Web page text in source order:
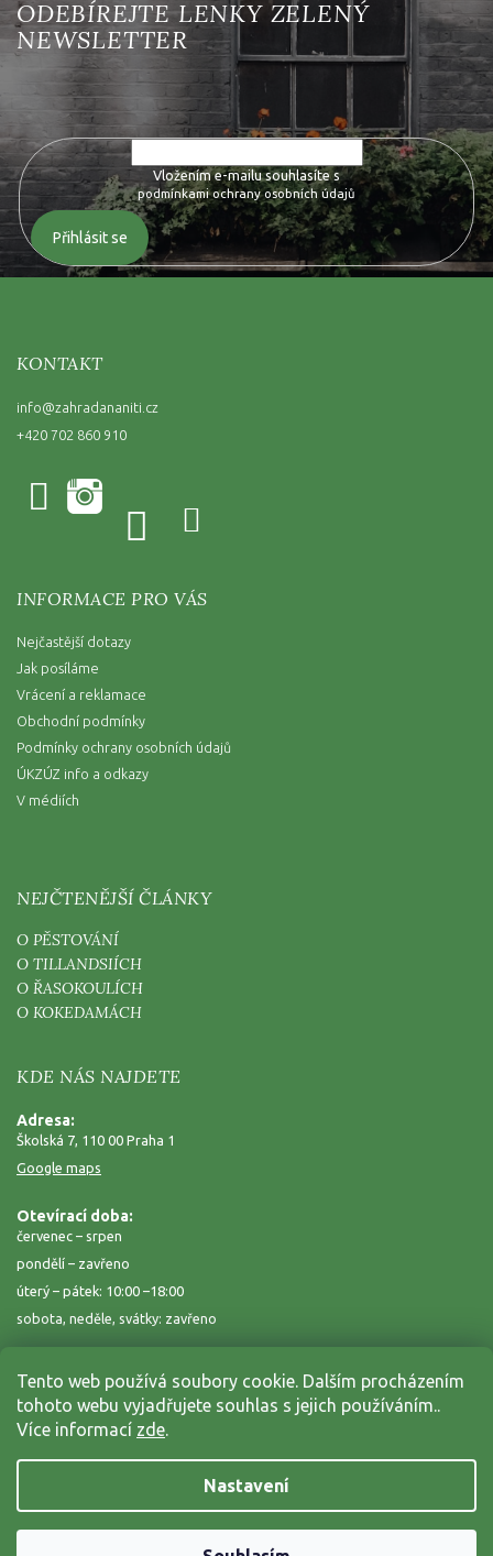
Tento web používá soubory cookie. Dalším procházením
tohoto webu vyjadřujete souhlas s jejich používáním..
Více informací zde.
Nastavení
Vložte svůj e-mail a my vám budeme zasílat informace o nových
produktech na našem e-shopu.
Vložením e-mailu souhlasíte s
podmínkami ochrany osobních údajů
Přihlásit se
KONTAKT
info@zahradananiti.cz
+420 702 860 910
INFORMACE PRO VÁS
Nejčastější dotazy
Jak posíláme
Vrácení a reklamace
Obchodní podmínky
Podmínky ochrany osobních údajů
ÚKZÚZ info a odkazy
V médiích
NEJČTENĚJŠÍ ČLÁNKY
O PĚSTOVÁNÍ
O TILLANDSIÍCH
O ŘASOKOULÍCH
O KOKEDAMÁCH
KDE NÁS NAJDETE
Adresa:
Školská 7, 110 00 Praha 1
Google maps
Otevírací doba:
červenec – srpen
pondělí – zavřeno
úterý – pátek: 10:00 –18:00
sobota, neděle, svátky: zavřeno
Zahrada na niti. Všechna práva vyhrazena.